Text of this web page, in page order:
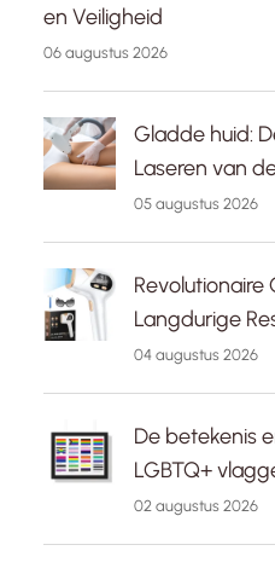
en Veiligheid
06 augustus 2026
Gladde huid:
Laseren van
05 augustus 2026
Revolutionaire
Langdurige
04 augustus 2026
De betekenis
LGBTQ+
02 augustus 2026